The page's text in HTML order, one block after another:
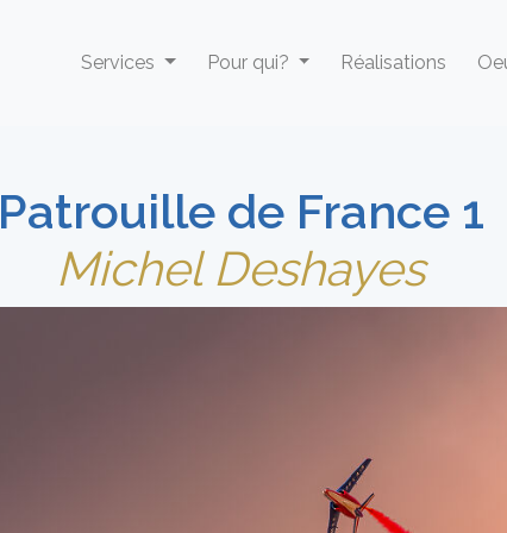
Services Pour qui? Réalisations
Patrouille de France 1
Michel Deshayes